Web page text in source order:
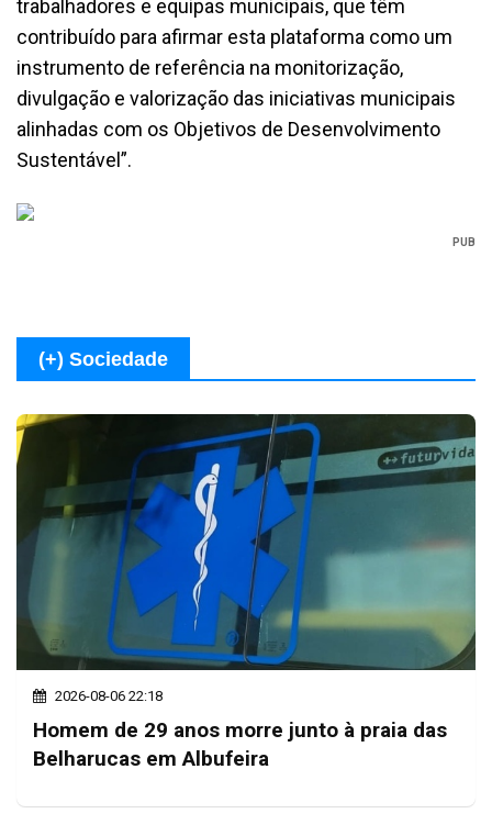
trabalhadores e equipas municipais, que têm
contribuído para afirmar esta plataforma como um
instrumento de referência na monitorização,
divulgação e valorização das iniciativas municipais
alinhadas com os Objetivos de Desenvolvimento
Sustentável”.
PUB
(+) Sociedade
2026-08-06 22:18
Homem de 29 anos morre junto à praia das
Belharucas em Albufeira